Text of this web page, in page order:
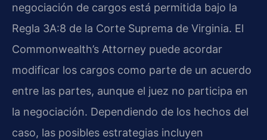
negociación de cargos está permitida bajo la
Regla 3A:8 de la Corte Suprema de Virginia. El
Commonwealth’s Attorney puede acordar
modificar los cargos como parte de un acuerdo
entre las partes, aunque el juez no participa en
la negociación. Dependiendo de los hechos del
caso, las posibles estrategias incluyen